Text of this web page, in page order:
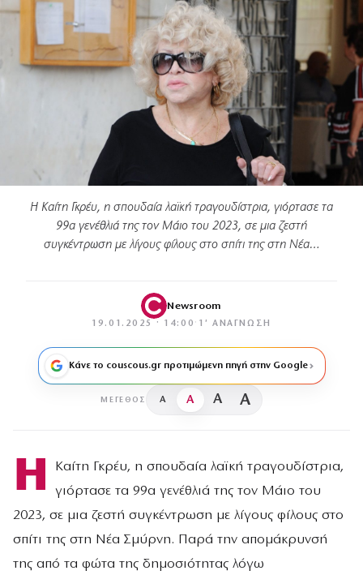
Η Καίτη Γκρέυ, η σπουδαία λαϊκή τραγουδίστρια, γιόρτασε τα
99α γενέθλιά της τον Μάιο του 2023, σε μια ζεστή
συγκέντρωση με λίγους φίλους στο σπίτι της στη Νέα…
Newsroom
19.01.2025 · 14:00 · 1′ ΑΝΆΓΝΩΣΗ
Κάνε το couscous.gr προτιμώμενη πηγή στην Google
ΜΈΓΕΘΟΣ A A A A
Η
Καίτη Γκρέυ, η σπουδαία λαϊκή τραγουδίστρια,
γιόρτασε τα 99α γενέθλιά της τον Μάιο του
2023, σε μια ζεστή συγκέντρωση με λίγους φίλους στο
σπίτι της στη Νέα Σμύρνη. Παρά την απομάκρυνσή
της από τα φώτα της δημοσιότητας λόγω